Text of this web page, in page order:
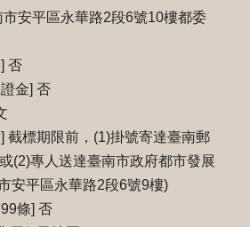
市安平區永華路2段6號10樓都委
否
金] 否
截標期限前，(1)掛號寄達臺南郵
(2)專⼈送達臺南市政府都市發展
安平區永華路2段6號9樓)
條] 否